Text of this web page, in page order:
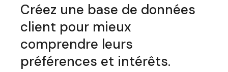
Créez une base de données
client pour mieux
comprendre leurs
préférences et intérêts.